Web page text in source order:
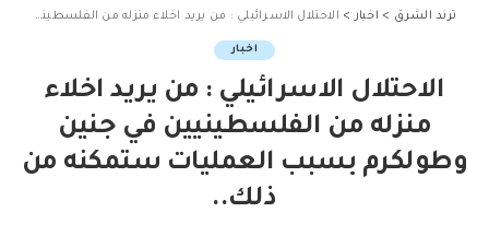
ترند الشرق > اخبار > الاحتلال الاسرائيلي : من يريد اخلاء منزله من الفلسطينيين في جنين وطولكرم بسبب العمليات ستمكنه من ذلك..
اخبار
الاحتلال الاسرائيلي : من يريد اخلاء
منزله من الفلسطينيين في جنين
وطولكرم بسبب العمليات ستمكنه من
ذلك..